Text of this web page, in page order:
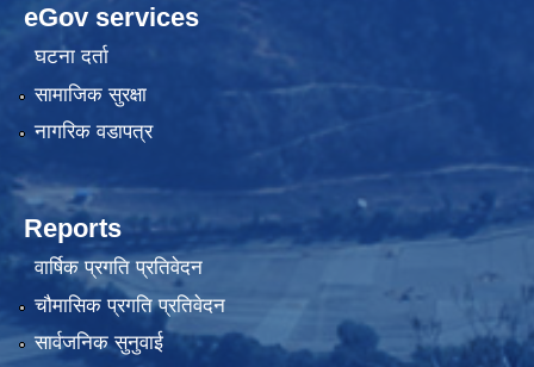
eGov services
घटना दर्ता
सामाजिक सुरक्षा
नागरिक वडापत्र
Reports
वार्षिक प्रगति प्रतिवेदन
चौमासिक प्रगति प्रतिवेदन
सार्वजनिक सुनुवाई